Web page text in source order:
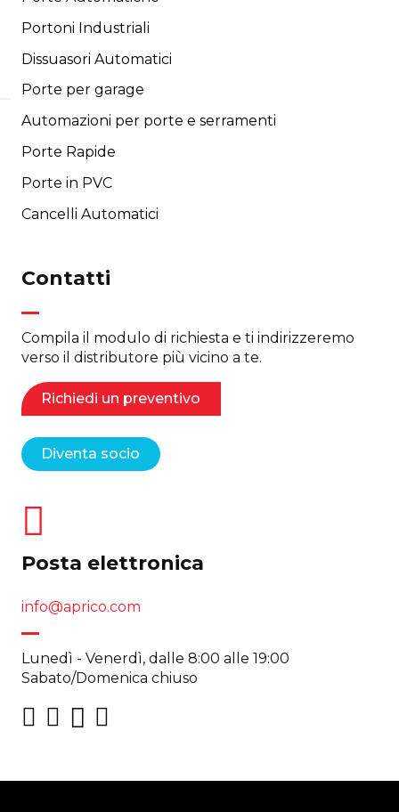
Portoni Industriali
Dissuasori Automatici
Porte per garage
Automazioni per porte e serramenti
Porte Rapide
Porte in PVC
Cancelli Automatici
Contatti
Compila il modulo di richiesta e ti indirizzeremo
verso il distributore più vicino a te.
Richiedi un preventivo
Diventa socio
Posta elettronica
info@aprico.com
Lunedì - Venerdì, dalle 8:00 alle 19:00
Sabato/Domenica chiuso